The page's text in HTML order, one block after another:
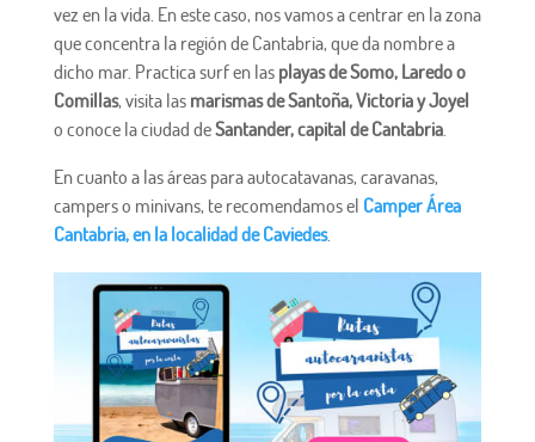
vez en la vida. En este caso, nos vamos a centrar en la zona
que concentra la región de Cantabria, que da nombre a
dicho mar. Practica surf en las playas de Somo, Laredo o
Comillas, visita las marismas de Santoña, Victoria y Joyel
o conoce la ciudad deSantander, capital de Cantabria.
En cuanto a las áreas para autocatavanas, caravanas,
campers o minivans, te recomendamos el Camper Área
Cantabria, en la localidad de Caviedes.